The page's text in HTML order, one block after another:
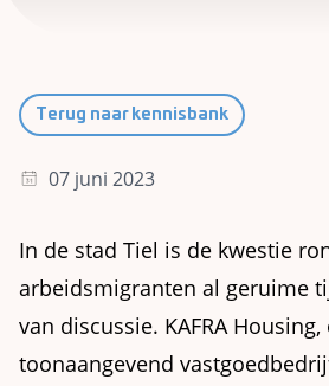
Terug naar kennisbank
07 juni 2023
In de stad Tiel is de kwestie
arbeidsmigranten al geruime
van discussie. KAFRA Housing,
toonaangevend